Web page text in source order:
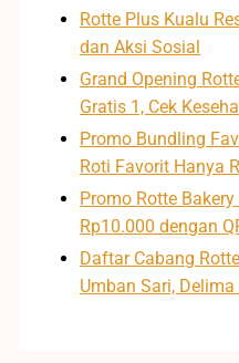
Rotte Plus Kualu
dan Aksi Sosial
Grand Opening
Gratis 1, Cek
Promo Bundling
Roti Favorit Hanya
Promo Rotte
Rp10.000 dengan
Daftar Cabang
Umban Sari,